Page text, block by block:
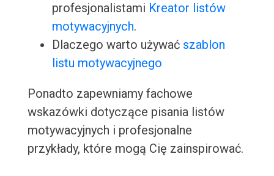
profesjonalistami Kreator listów
motywacyjnych.
Dlaczego warto używać szablon
listu motywacyjnego
Ponadto zapewniamy fachowe
wskazówki dotyczące pisania listów
motywacyjnych i profesjonalne
przykłady, które mogą Cię zainspirować.